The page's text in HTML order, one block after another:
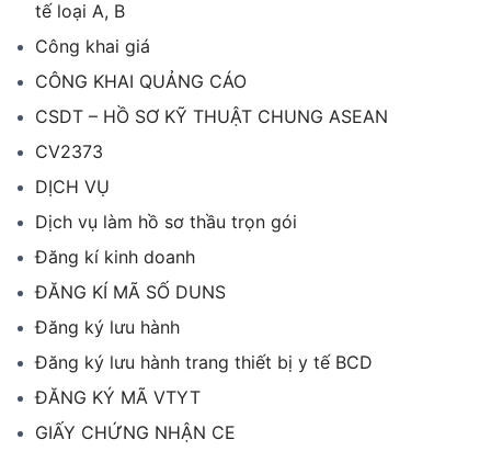
tế loại A, B
Công khai giá
CÔNG KHAI QUẢNG CÁO
CSDT – HỒ SƠ KỸ THUẬT CHUNG ASEAN
CV2373
DỊCH VỤ
Dịch vụ làm hồ sơ thầu trọn gói
Đăng kí kinh doanh
ĐĂNG KÍ MÃ SỐ DUNS
Đăng ký lưu hành
Đăng ký lưu hành trang thiết bị y tế BCD
ĐĂNG KÝ MÃ VTYT
GIẤY CHỨNG NHẬN CE